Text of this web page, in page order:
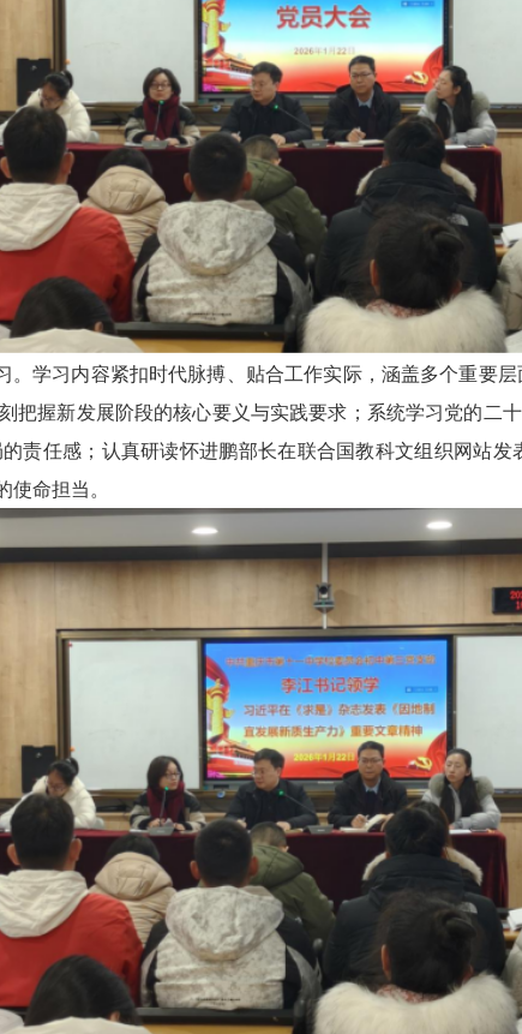
。学习内容紧扣时代脉搏、贴合工作实际，涵盖多个重要
握新发展阶段的核心要义与实践要求；系统学习党的二
责任感；认真研读怀进鹏部长在联合国教科文组织网站
命担当。